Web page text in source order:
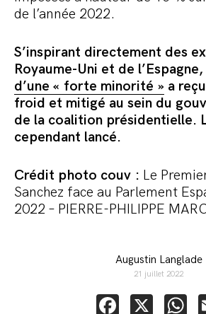
de l’année 2022.
S’inspirant directement des
Royaume-Uni et de l’Espagne,
d’une « forte minorité » a
froid et mitigé au sein du
de la coalition présidentielle.
cependant lancé.
Crédit photo couv : Le
Sanchez face au Parlement
2022 – PIERRE-PHILIPPE
Augustin Langlade
21 juillet 2022
X